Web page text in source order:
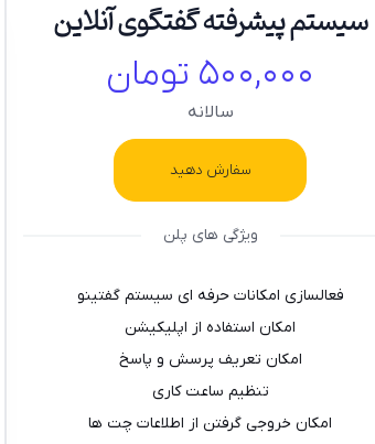
سیستم پیشرفته گفتگوی آنلاین
500,000 تومان
سالانه
سفارش دهید
ویژگی های پلن
فعالسازی امکانات حرفه ای سیستم گفتینو
امکان استفاده از اپلیکیشن
امکان تعریف پرسش و پاسخ
تنظیم ساعت کاری
امکان خروجی گرفتن از اطلاعات چت ها